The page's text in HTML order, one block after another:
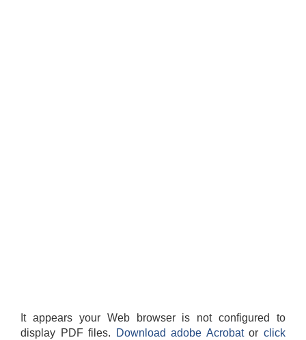
It appears your Web browser is not configured to
display PDF files.
Download adobe Acrobatorclick